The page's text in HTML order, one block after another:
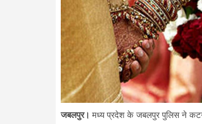
जबलपुर। मध्य प्रदेश के जबलपुर पुलिस ने